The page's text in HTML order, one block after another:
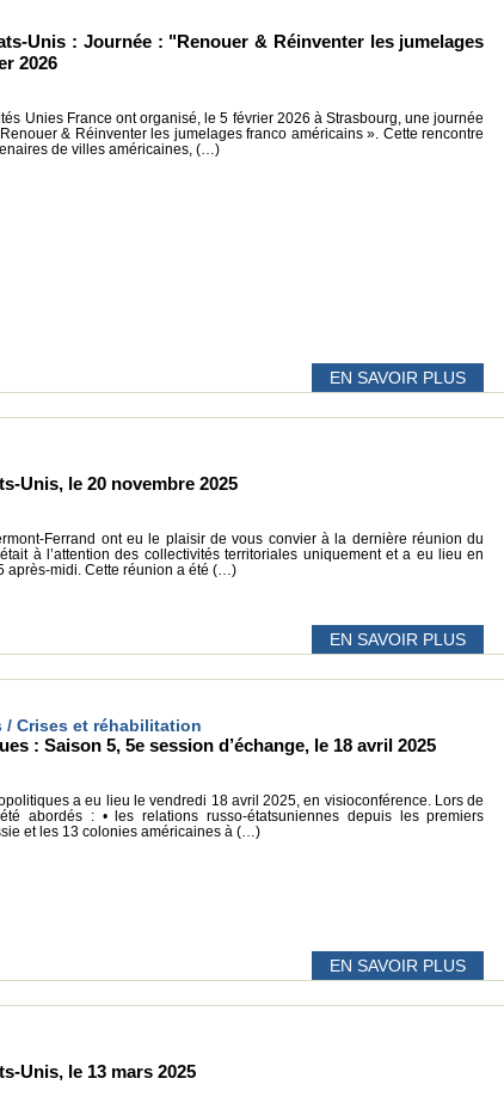
Unis : Journée : "Renouer & Réinventer les jumelages
2026
Unies France ont organisé, le 5 février 2026 à Strasbourg, une journée
& Réinventer les jumelages franco américains ». Cette rencontre
de villes américaines, (…)
EN SAVOIR PLUS
Unis, le 20 novembre 2025
Ferrand ont eu le plaisir de vous convier à la dernière réunion du
à l’attention des collectivités territoriales uniquement et a eu lieu en
après-midi. Cette réunion a été (…)
EN SAVOIR PLUS
/ Crises et réhabilitation
: Saison 5, 5e session d’échange, le 18 avril 2025
a eu lieu le vendredi 18 avril 2025, en visioconférence. Lors de
abordés : • les relations russo-étatsuniennes depuis les premiers
et les 13 colonies américaines à (…)
EN SAVOIR PLUS
Unis, le 13 mars 2025